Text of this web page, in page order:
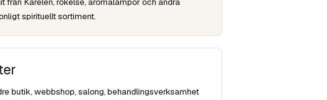
spirituellt sortiment.
butik, webbshop, salong, behandlingsverksamhet